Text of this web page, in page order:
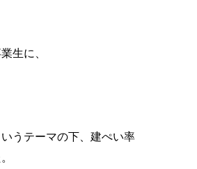
生に、
うテーマの下、建ぺい率